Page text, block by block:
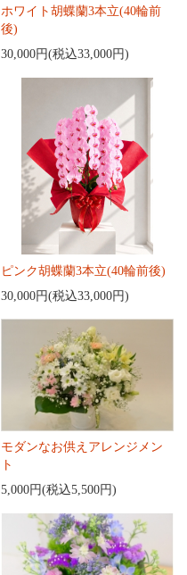
ホワイト胡蝶蘭3本立(40輪前
後)
30,000円(税込33,000円)
ピンク胡蝶蘭3本立(40輪前後)
30,000円(税込33,000円)
モダンなお供えアレンジメン
ト
5,000円(税込5,500円)